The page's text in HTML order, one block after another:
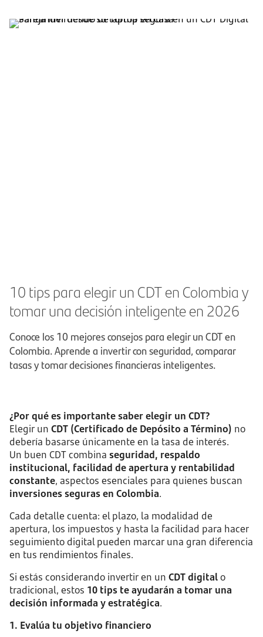
10 tips para elegir un CDT en Colombia y
tomar una decisión inteligente en 2026
Conoce los 10 mejores consejos para elegir un CDT en
Colombia. Aprende a invertir con seguridad, comparar
tasas y tomar decisiones financieras inteligentes.
¿Por qué es importante saber elegir un CDT?
Elegir un CDT (Certificado de Depósito a Término) no
debería basarse únicamente en la tasa de interés.
Un buen CDT combina seguridad, respaldo
institucional, facilidad de apertura y rentabilidad
constante, aspectos esenciales para quienes buscan
inversiones seguras en Colombia.
Cada detalle cuenta: el plazo, la modalidad de
apertura, los impuestos y hasta la facilidad para hacer
seguimiento digital pueden marcar una gran diferencia
en tus rendimientos finales.
Si estás considerando invertir en un CDT digitalo
tradicional, estos 10 tips te ayudarán a tomar una
decisión informada y estratégica.
1. Evalúa tu objetivo financiero